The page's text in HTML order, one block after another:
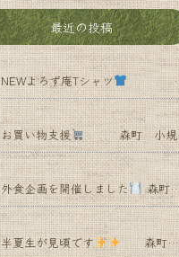
最近の投稿
NEWよろず庵Tシャツ 森町 小規模多機能 よろず庵
お買い物支援 森町 小規模多機能 よろず庵
外食企画を開催しました 森町 小規模多 機能 よろず庵
半夏生が見頃です 森町 小規模多機能 よろず庵